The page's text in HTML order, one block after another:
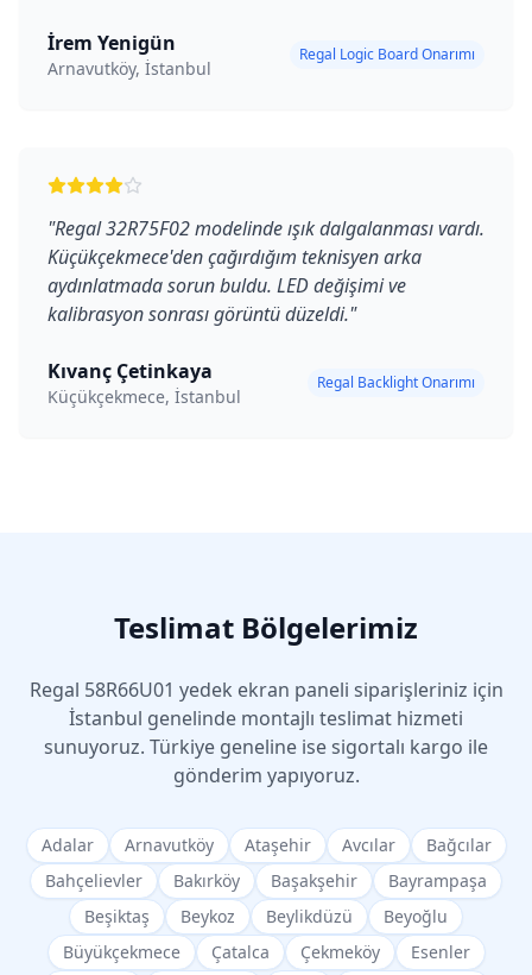
İrem Yenigün
Arnavutköy, İstanbul
Regal Logic Board Onarımı
"Regal 32R75F02 modelinde ışık dalgalanması vardı.
Küçükçekmece'den çağırdığım teknisyen arka
aydınlatmada sorun buldu. LED değişimi ve
kalibrasyon sonrası görüntü düzeldi."
Kıvanç Çetinkaya
Küçükçekmece, İstanbul
Regal Backlight Onarımı
Teslimat Bölgelerimiz
Regal 58R66U01 yedek ekran paneli siparişleriniz için
İstanbul genelinde montajlı teslimat hizmeti
sunuyoruz. Türkiye geneline ise sigortalı kargo ile
gönderim yapıyoruz.
Adalar Arnavutköy Ataşehir Avcılar
Bağcılar
Bahçelievler
Bakırköy Başakşehir
Bayrampaşa
Beşiktaş
Beykoz Beylikdüzü
Beyoğlu
Büyükçekmece
Çatalca Çekmeköy
Esenler